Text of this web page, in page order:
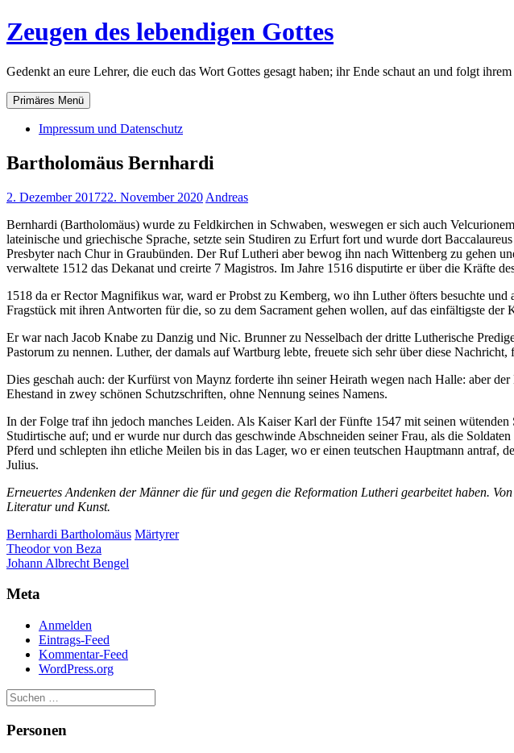
Zum
Inhalt
Zeugen des lebendigen Gottes
Gedenkt an eure Lehrer, die euch das Wort Gottes gesagt haben; ihr Ende schaut an und folgt
Primäres Menü
Impressum und Datenschutz
Bartholomäus Bernhardi
2. Dezember 201722. November 2020 Andreas
Bernhardi (Bartholomäus) wurde zu Feldkirchen in Schwaben, weswegen er sich auch
lateinische und griechische Sprache, setzte sein Studiren zu Erfurt fort und wurde dort
Presbyter nach Chur in Graubünden. Der Ruf Lutheri aber bewog ihn nach Wittenberg zu gehen
verwaltete 1512 das Dekanat und creirte 7 Magistros. Im Jahre 1516 disputirte er über die Kräfte
1518 da er Rector Magnifikus war, ward er Probst zu Kemberg, wo ihn Luther öfters besuchte
Fragstück mit ihren Antworten für die, so zu dem Sacrament gehen wollen, auf das einfältigste
Er war nach Jacob Knabe zu Danzig und Nic. Brunner zu Nesselbach der dritte Lutherische
Pastorum zu nennen. Luther, der damals auf Wartburg lebte, freuete sich sehr über diese
Dies geschah auch: der Kurfürst von Maynz forderte ihn seiner Heirath wegen nach Halle: aber
Ehestand in zwey schönen Schutzschriften, ohne Nennung seines Namens.
In der Folge traf ihn jedoch manches Leiden. Als Kaiser Karl der Fünfte 1547 mit seinen
Studirtische auf; und er wurde nur durch das geschwinde Abschneiden seiner Frau, als die
Pferd und schlepten ihn etliche Meilen bis in das Lager, wo er einen teutschen Hauptmann antraf,
Julius.
Erneuertes Andenken der Männer die für und gegen die Reformation Lutheri gearbeitet haben.
Literatur und Kunst.
Bernhardi Bartholomäus Märtyrer
Beitragsnavigation
Theodor von Beza
Johann Albrecht Bengel
Meta
Anmelden
Eintrags-Feed
Kommentar-Feed
WordPress.org
Personen